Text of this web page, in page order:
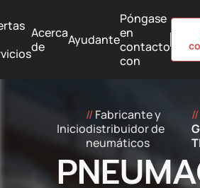
Acerca
de
Ayudante
Póngase
en
contacto
con
Inicio
//Fabricante y
distribuidor de
neumáticos
//